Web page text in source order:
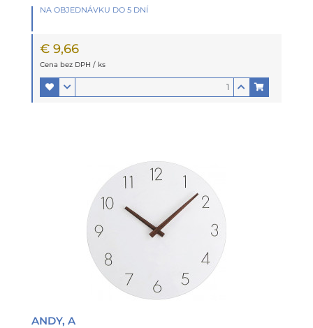
NA OBJEDNÁVKU DO 5 DNÍ
€ 9,66
Cena bez DPH / ks
ANDY, A